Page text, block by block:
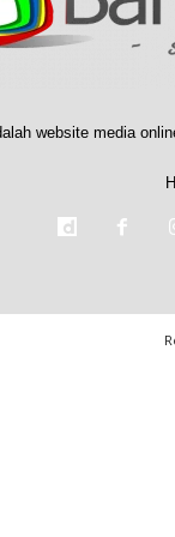
website media